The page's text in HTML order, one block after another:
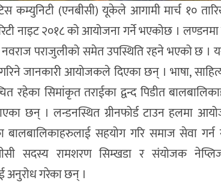
कम्युनिटी (एनबीसी) यूकेले आगामी मार्च १०
नाइट २०१८ को आयोजना गर्ने भएकोछ ।
पराजुलीको समेत उपस्थिति रहने भएको छ ।
जानकारी आयोजकले दिएका छन् । भाषा,
रहेका सिमांकृत तराईका द्वन्द पिडीत
छन् । लन्डनस्थित ग्रीनफोर्ड टाउन हलमा
सहयोग गरि समाज सेवा गर्न
सदस्य रामशरण सिम्खडा र संयोजक नेप्लिज
अनुरोध गरेका छन् ।